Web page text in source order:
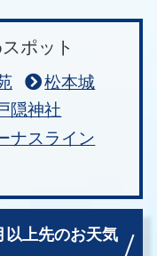
ポット
松本城
隠神社
ナスライン
以上先のお天気